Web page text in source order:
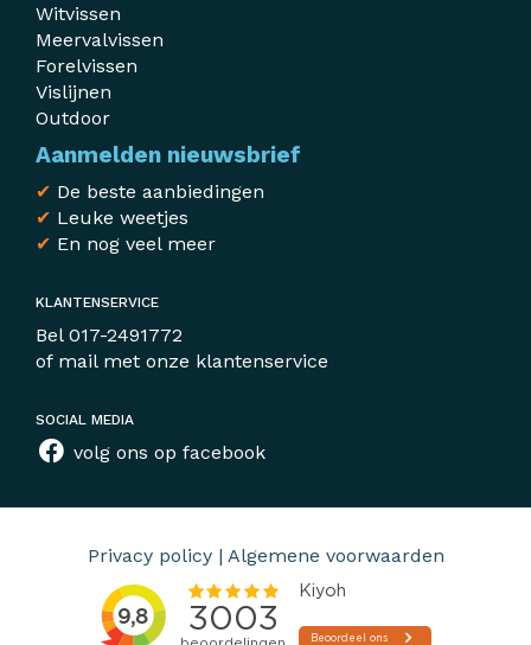
Witvissen
Meervalvissen
Forelvissen
Vislijnen
Outdoor
Aanmelden nieuwsbrief
✔ De beste aanbiedingen
✔ Leuke weetjes
✔ En nog veel meer
KLANTENSERVICE
Bel 017-2491772
of mail met onze klantenservice
SOCIAL MEDIA
volg ons op facebook
Privacy policy| Algemene voorwaarden